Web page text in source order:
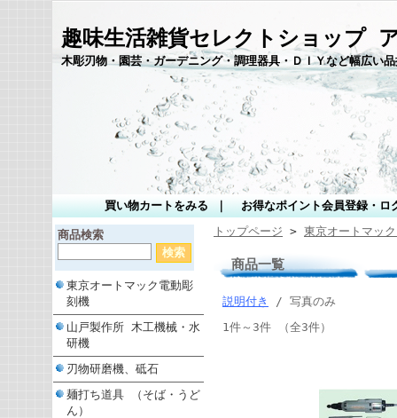
趣味生活雑貨セレクトショップ
木彫刃物・園芸・ガーデニング・調理器具・ＤＩＹなど幅広い
買い物カートをみる お得なポイント会員登録・ロ
商品検索
東京オートマック電動彫
刻機
山戸製作所 木工機械・水
研機
刃物研磨機、砥石
麺打ち道具 （そば・うど
ん）
トップページ > 東京オートマッ
商品一覧
説明付き
/ 写真のみ
1件～3件 （全3件）